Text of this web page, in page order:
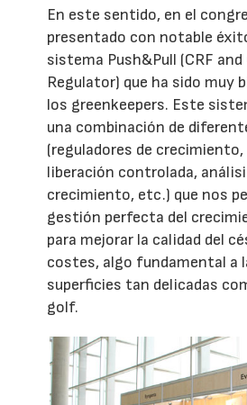
En este sentido, en el
presentado con notable
sistema Push&Pull (CRF
Regulator) que ha sido muy
los greenkeepers. Este
una combinación de
(reguladores de crecimiento,
liberación controlada,
crecimiento, etc.) que nos
gestión perfecta del
para mejorar la calidad del
costes, algo fundamental a
superficies tan delicadas
golf.